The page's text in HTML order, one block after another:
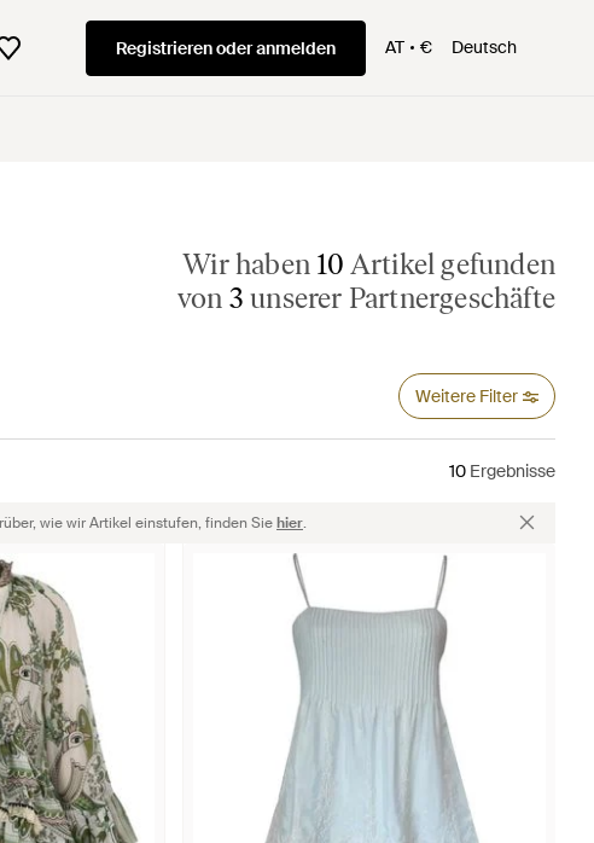
Registrieren oder anmelden AT € Deutsch
Wir haben 10 Artikel gefunden
von 3 unserer Partnergeschäfte
Weitere Filter
10 Ergebnisse
wie wir Artikel einstufen, finden Siehier.